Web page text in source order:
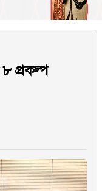
প্রকল্প